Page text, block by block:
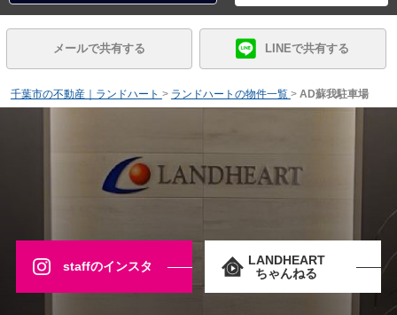
メールで共有する LINEで共有する
千葉市の不動産｜ランドハート > ランドハートの物件一覧 > AD蘇我駐車場
staffのインスタ
LANDHEART
ちゃんねる